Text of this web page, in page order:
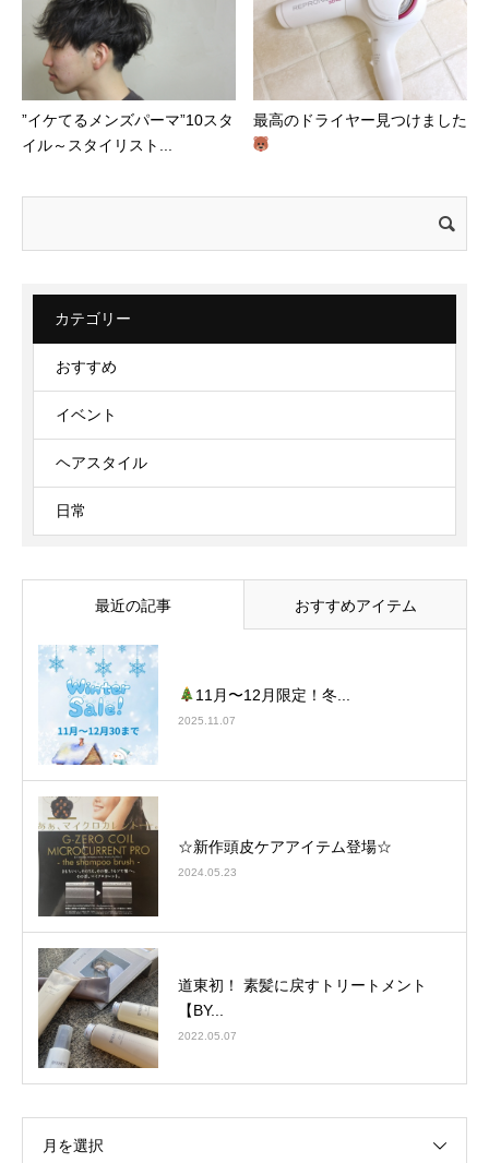
”イケてるメンズパーマ”10スタ
イル～スタイリスト...
最高のドライヤー見つけました
カテゴリー
おすすめ
イベント
ヘアスタイル
日常
最近の記事 おすすめアイテム
11月〜12月限定！冬...
2025.11.07
☆新作頭皮ケアアイテム登場☆
2024.05.23
道東初！ 素髪に戻すトリートメント
【BY...
2022.05.07
月を選択